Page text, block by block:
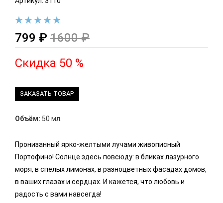
799 ₽ 1600 ₽
Скидка 50 %
ЗАКАЗАТЬ ТОВАР
Объём: 50 мл.
Пронизанный ярко-желтыми лучами живописный
Портофино! Солнце здесь повсюду: в бликах лазурного
моря, в спелых лимонах, в разноцветных фасадах домов,
в ваших глазах и сердцах. И кажется, что любовь и
радость с вами навсегда!